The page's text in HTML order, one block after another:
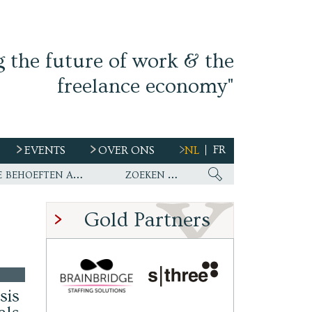
the future of work & the
freelance economy"
EVENTS OVER ONS NL FR
Ework nu wereldwijde partner van WirelessCar’s talentstrategie en toekomstige behoeften aan personeel
Gold Partners